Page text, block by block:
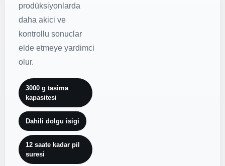
prodüksiyonlarda
daha akici ve
kontrollu sonuclar
elde etmeye yardimci
olur.
3000 g tasima
kapasitesi
Dahili dolgu isigi
12 saate kadar pil
suresi